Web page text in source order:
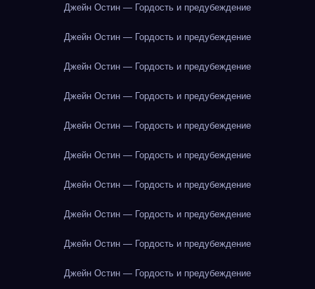
Джейн Остин — Гордость и предубеждение
Джейн Остин — Гордость и предубеждение
Джейн Остин — Гордость и предубеждение
Джейн Остин — Гордость и предубеждение
Джейн Остин — Гордость и предубеждение
Джейн Остин — Гордость и предубеждение
Джейн Остин — Гордость и предубеждение
Джейн Остин — Гордость и предубеждение
Джейн Остин — Гордость и предубеждение
Джейн Остин — Гордость и предубеждение